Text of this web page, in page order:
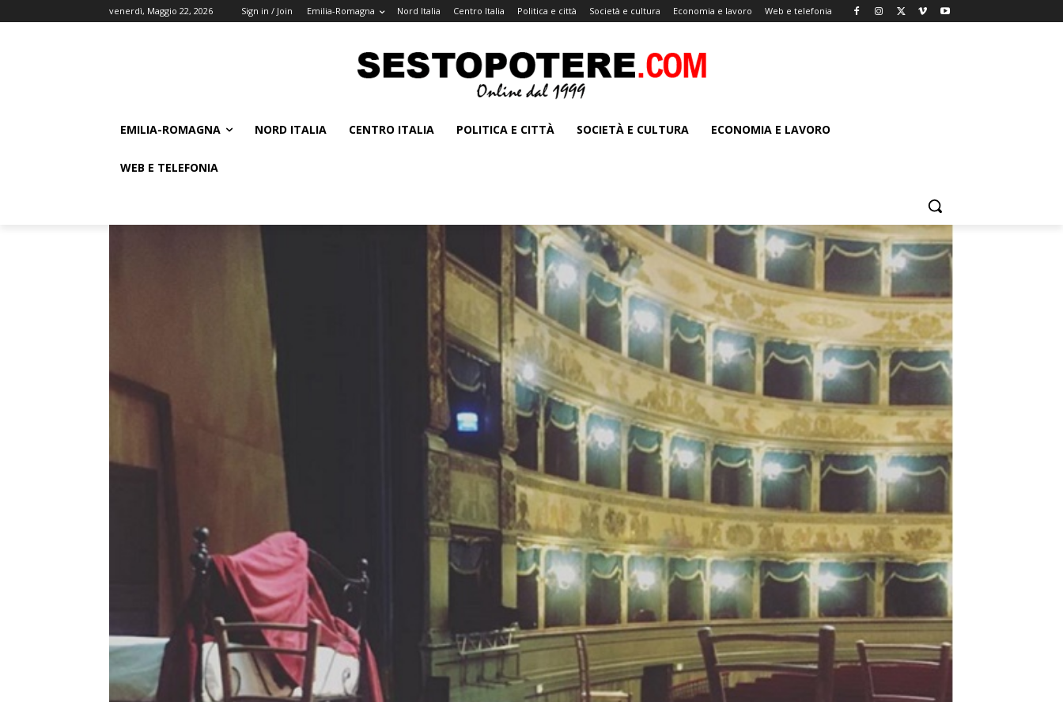
venerdì, Maggio 22, 2026 Sign in / Join Emilia-Romagna Nord Italia Centro Italia Politica e città Società e cultura Economia e lavoro Web e telefonia
EMILIA-ROMAGNA NORD ITALIA CENTRO ITALIA POLITICA E CITTÀ SOCIETÀ E CULTURA ECONOMIA E LAVORO
WEB E TELEFONIA